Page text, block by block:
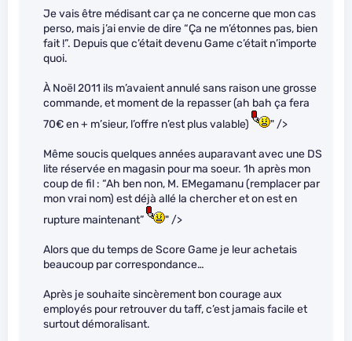
Je vais être médisant car ça ne concerne que mon cas
perso, mais j’ai envie de dire “Ça ne m’étonnes pas, bien
fait !”. Depuis que c’était devenu Game c’était n’importe
quoi.
À Noël 2011 ils m’avaient annulé sans raison une grosse
commande, et moment de la repasser (ah bah ça fera
70€ en + m’sieur, l’offre n’est plus valable)
" />
Même soucis quelques années auparavant avec une DS
lite réservée en magasin pour ma soeur. 1h après mon
coup de fil : “Ah ben non, M. EMegamanu (remplacer par
mon vrai nom) est déjà allé la chercher et on est en
rupture maintenant”
" />
Alors que du temps de Score Game je leur achetais
beaucoup par correspondance…
Après je souhaite sincèrement bon courage aux
employés pour retrouver du taff, c’est jamais facile et
surtout démoralisant.